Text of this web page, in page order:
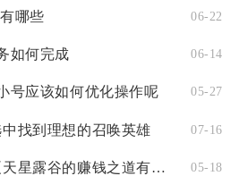
哪些 06-22
如何完成 06-14
号应该如何优化操作呢 05-27
找到理想的召唤英雄 07-16
星露谷物语第一年夏天星露谷的赚钱之道有哪些 05-18